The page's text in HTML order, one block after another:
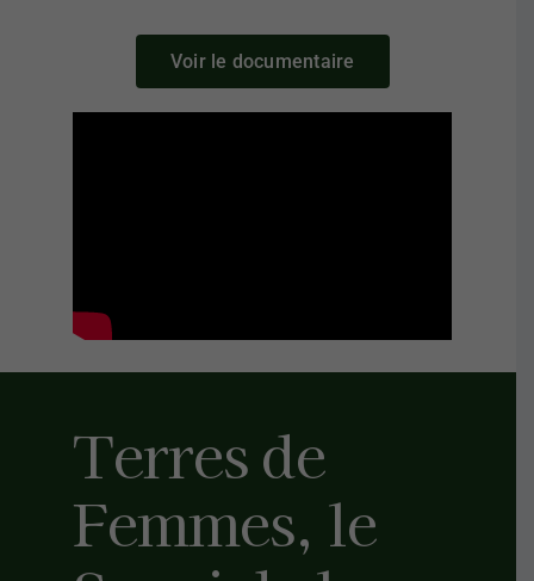
Voir le documentaire
Terres de
Femmes, le